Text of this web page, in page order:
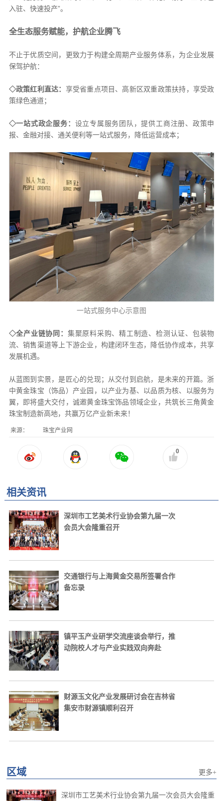
入驻、快速投产”。
全生态服务赋能，护航企业腾飞
不止于优质空间，更致力于构建全周期产业服务体系，为企业发展
保驾护航：
◇政策红利直达： 享受省重点项目、高新区双重政策扶持，享受政
策绿色通道；
◇一站式政企服务： 设立专属服务团队，提供工商注册、政策申
报、金融对接、通关便利等一站式服务，降低运营成本；
一站式服务中心示意图
◇全产业链协同： 集聚原料采购、精工制造、检测认证、包装物
流、销售渠道等上下游企业，构建闭环生态，降低协作成本，共享
发展机遇。
从蓝图到实景，是匠心的兑现；从交付到启航，是未来的开篇。浙
中黄金珠宝（饰品）产业园，以产业为基、以品质为核、以服务为
翼，即将盛大交付，诚邀黄金珠宝饰品领域企业，共筑长三角黄金
珠宝制造新高地，共赢万亿产业新未来！
来源： 珠宝产业网
0
相关资讯
深圳市工艺美术行业协会第九届一次
会员大会隆重召开
交通银行与上海黄金交易所签署合作
备忘录
镇平玉产业研学交流座谈会举行，推
动院校人才与产业实践双向奔赴
财源玉文化产业发展研讨会在吉林省
集安市财源镇顺利召开
区域 更多+
深圳市工艺美术行业协会第九届一次会员大会隆重